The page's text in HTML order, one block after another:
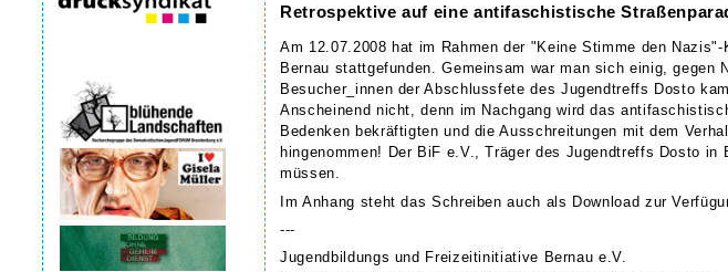
Retrospektive auf eine antifaschistische
Am 12.07.2008 hat im Rahmen der "Keine Stimme den
Bernau stattgefunden. Gemeinsam war man sich einig,
Besucher_innen der Abschlussfete des Jugendtreffs Dosto
Anscheinend nicht, denn im Nachgang wird das
Bedenken bekräftigten und die Ausschreitungen mit dem
hingenommen! Der BiF e.V., Träger des Jugendtreffs Dosto
müssen.
Im Anhang steht das Schreiben auch als Download zur
---
Jugendbildungs­ und Freizeitinitiative Bernau e.V.